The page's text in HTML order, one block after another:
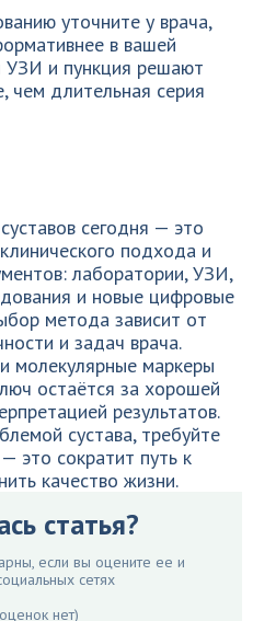
уточните у врача,
в вашей
УЗИ и пункция решают
чем длительная серия
сегодня — это
подхода и
лаборатории, УЗИ,
и новые цифровые
метода зависит от
и задач врача.
молекулярные маркеры
остаётся за хорошей
результатов.
сустава, требуйте
это сократит путь к
качество жизни.
статья?
если вы оцените ее и
сетях
нет)